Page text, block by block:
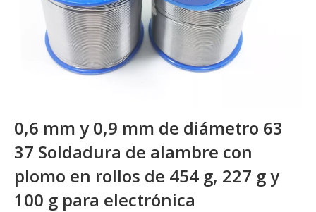
0,6 mm y 0,9 mm de diámetro 63
37 Soldadura de alambre con
plomo en rollos de 454 g, 227 g y
100 g para electrónica